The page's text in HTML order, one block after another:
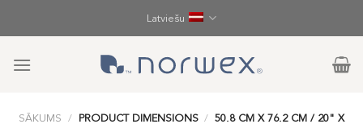
Latviešu
SĀKUMS / PRODUCT DIMENSIONS / 50.8 CM X 76.2 CM / 20" X